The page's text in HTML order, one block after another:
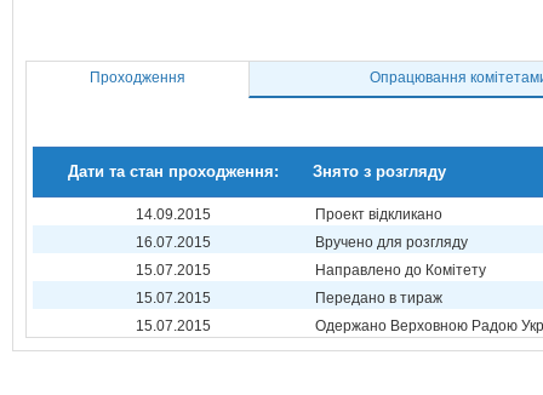
Проходження Опрацювання
Дати та стан проходження: Знято з розгляду
14.09.2015
Проект відкликано
16.07.2015
Вручено для розгляду
15.07.2015
Направлено до Комітету
15.07.2015
Передано в тираж
15.07.2015
Одержано Верховною Радою